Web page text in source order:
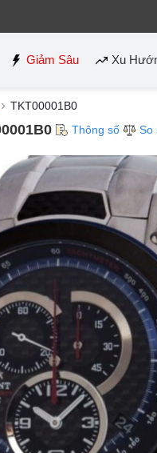
Giảm Sâu Xu
TKT00001B0
Thông số So